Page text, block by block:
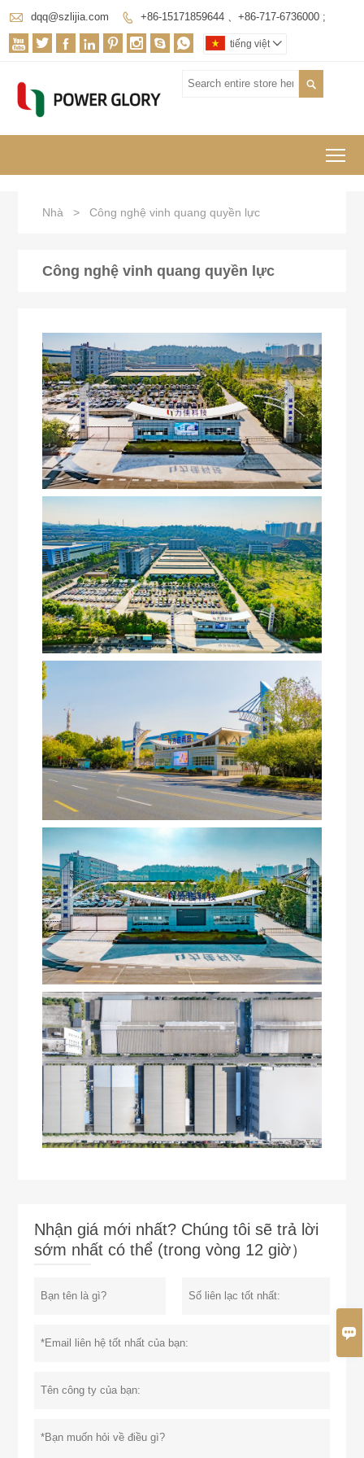

 dqq@szlijia.com  +86-15171859644 、+86-717-6736000 ;
        tiếng việt 

Nhà > Công nghệ vinh quang quyền lực
Công nghệ vinh quang quyền lực
Nhận giá mới nhất? Chúng tôi sẽ trả lời
sớm nhất có thể (trong vòng 12 giờ）